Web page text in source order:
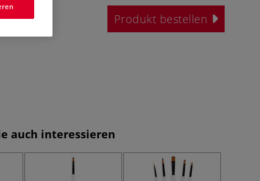
Produkt bestellen
auch interessieren